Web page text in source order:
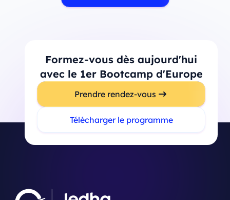
Formez-vous dès aujourd'hui
avec le 1er Bootcamp d'Europe
Prendre rendez-vous
Télécharger le programme